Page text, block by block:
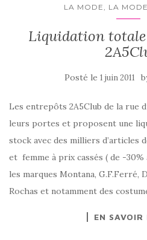
LA MODE, LA
Liquidation totale
Posté le 1 juin 2011
Les entrepôts 2A5Club de la rue
leurs portes et proposent une
stock avec des milliers d’articles
et femme à prix cassés ( de -
les marques Montana, G.F.Ferré,
Rochas et notamment des
EN SAVOIR